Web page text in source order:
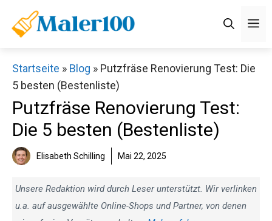
Inhalt
springen
Startseite » Blog » Putzfräse Renovierung Test: Die
5 besten (Bestenliste)
Putzfräse Renovierung Test:
Die 5 besten (Bestenliste)
Elisabeth Schilling Mai 22, 2025
Unsere Redaktion wird durch Leser unterstützt. Wir verlinken
u.a. auf ausgewählte Online-Shops und Partner, von denen